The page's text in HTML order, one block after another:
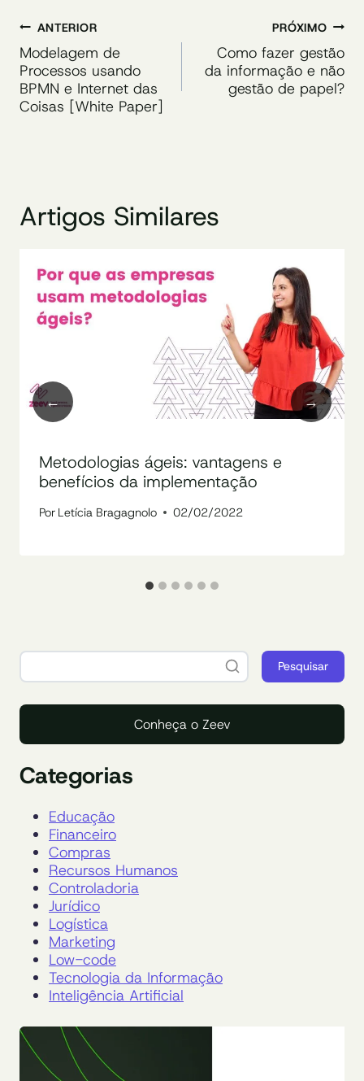
Navegação
de
Post
ANTERIOR
Modelagem de
Processos usando
BPMN e Internet das
Coisas [White Paper]
PRÓXIMO
Como fazer gestão
da informação e não
gestão de papel?
Artigos Similares
Metodologias ágeis: vantagens e
benefícios da implementação
Por Letícia Bragagnolo 02/02/2022
Pesquisar
Conheça o Zeev
Categorias
Educação
Financeiro
Compras
Recursos Humanos
Controladoria
Jurídico
Logística
Marketing
Low-code
Tecnologia da Informação
Inteligência Artificial